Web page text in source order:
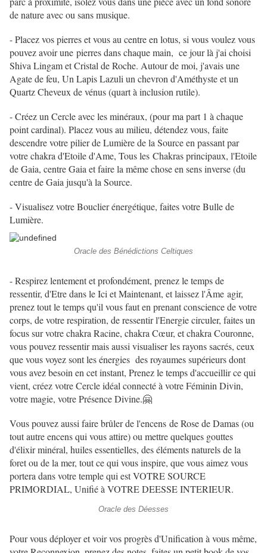
de nature avec ou sans musique.
- Placez vos pierres et vous au centre en lotus, si vous voulez vous
pouvez avoir une pierres dans chaque main, ce jour là j'ai choisi
Shiva Lingam et Cristal de Roche. Autour de moi, j'avais une
Agate de feu, Un Lapis Lazuli un chevron d'Améthyste et un
Quartz Cheveux de vénus (quart à inclusion rutile).
- Créez un Cercle avec les minéraux, (pour ma part 1 à chaque
point cardinal). Placez vous au milieu, détendez vous, faite
descendre votre pilier de Lumière de la Source en passant par
votre chakra d'Etoile d'Ame, Tous les Chakras principaux, l'Etoile
de Gaia, centre Gaia et faire la même chose en sens inverse (du
centre de Gaia jusqu'à la Source.
- Visualisez votre Bouclier énergétique, faites votre Bulle de
Lumière.
Oracle des Bénédictions Celtiques
- Respirez lentement et profondément, prenez le temps de
ressentir, d'Etre dans le Ici et Maintenant, et laissez l'Âme agir,
prenez tout le temps qu'il vous faut en prenant conscience de votre
corps, de votre respiration, de ressentir l'Energie circuler, faites un
focus sur votre chakra Racine, chakra Cœur, et chakra Couronne,
vous pouvez ressentir mais aussi visualiser les rayons sacrés, ceux
que vous voyez sont les énergies des royaumes supérieurs dont
vous avez besoin en cet instant, Prenez le temps d'accueillir ce qui
vient, créez votre Cercle idéal connecté à votre Féminin Divin,
votre magie, votre Présence Divine.🤗
Vous pouvez aussi faire brûler de l'encens de Rose de Damas (ou
tout autre encens qui vous attire) ou mettre quelques gouttes
d'élixir minéral, huiles essentielles, des éléments naturels de la
foret ou de la mer, tout ce qui vous inspire, que vous aimez vous
portera dans votre temple qui est VOTRE SOURCE
PRIMORDIAL, Unifié à VOTRE DEESSE INTERIEUR.
Oracle des Déesses
Pour vous déployer et voir vos progrès d'Unification à vous même,